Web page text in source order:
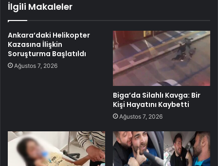
İlgili Makaleler
Ankara’daki Helikopter
Kazasına İlişkin
Soruşturma Başlatıldı
Ağustos 7, 2026
Biga’da Silahlı Kavga: Bir
Kişi Hayatını Kaybetti
Ağustos 7, 2026